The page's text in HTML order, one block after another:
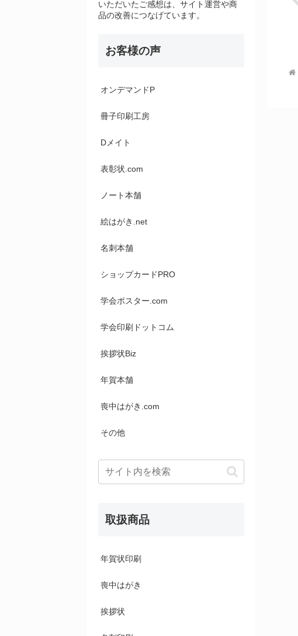
いただいたご感想は、サイト運営や商
品の改善につなげています。
お客様の声
オンデマンドP
冊子印刷工房
Dメイト
表彰状.com
ノート本舗
絵はがき.net
名刺本舗
ショップカードPRO
学会ポスター.com
学会印刷ドットコム
挨拶状Biz
年賀本舗
喪中はがき.com
その他
取扱商品
年賀状印刷
喪中はがき
挨拶状